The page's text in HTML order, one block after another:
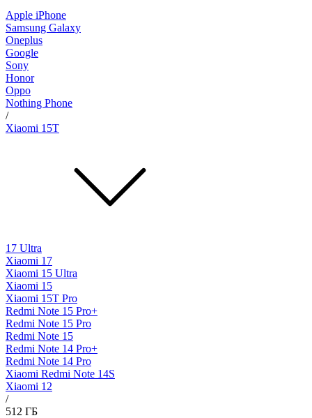
Apple iPhone
Samsung Galaxy
Oneplus
Google
Sony
Honor
Oppo
Nothing Phone
/
Xiaomi 15T
17 Ultra
Xiaomi 17
Xiaomi 15 Ultra
Xiaomi 15
Xiaomi 15T Pro
Redmi Note 15 Pro+
Redmi Note 15 Pro
Redmi Note 15
Redmi Note 14 Pro+
Redmi Note 14 Pro
Xiaomi Redmi Note 14S
Xiaomi 12
/
512 ГБ